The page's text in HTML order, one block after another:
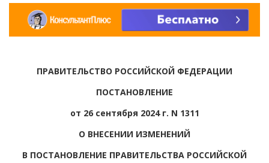
ПРАВИТЕЛЬСТВО РОССИЙСКОЙ ФЕДЕРАЦИИ
ПОСТАНОВЛЕНИЕ
от 26 сентября 2024 г. N 1311
О ВНЕСЕНИИ ИЗМЕНЕНИЙ
В ПОСТАНОВЛЕНИЕ ПРАВИТЕЛЬСТВА РОССИЙСКОЙ